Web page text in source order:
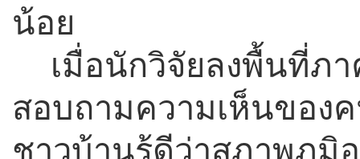
น้อย
เมื่อนักวิจัยลงพื้น
สอบถามความเห็นของ
ชาวบ้านรู้ดีว่าสภาพภูมิ